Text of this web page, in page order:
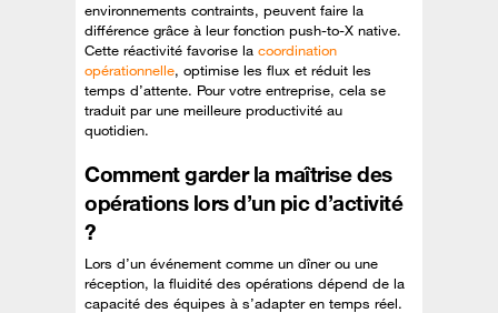
environnements contraints, peuvent faire la
différence grâce à leur fonction push-to-X native.
Cette réactivité favorise la coordination
opérationnelle, optimise les flux et réduit les
temps d’attente. Pour votre entreprise, cela se
traduit par une meilleure productivité au
quotidien.
Comment garder la maîtrise des
opérations lors d’un pic d’activité
?
Lors d’un événement comme un dîner ou une
réception, la fluidité des opérations dépend de la
capacité des équipes à s’adapter en temps réel.